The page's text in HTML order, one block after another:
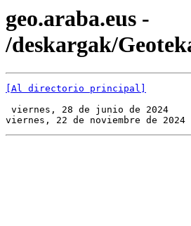
geo.araba.eus -
/deskargak/
[Al directorio principal]
viernes, 28 de junio de 2024
viernes, 22 de noviembre de